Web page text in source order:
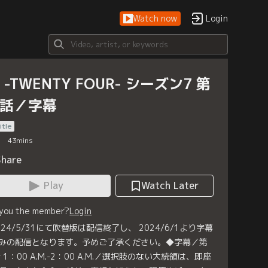
Watch now Login
TWENTY FOUR- シーズン7 第
／字幕
43mins
Play
Watch Later
the member?Login
5/31にて吹替版は配信終了し、 2024/6/1より字幕
の配信となります。予めご了承ください。◆字幕／第
：00 A.M.-2：00 A.M.／選択肢のない大統領は、即座